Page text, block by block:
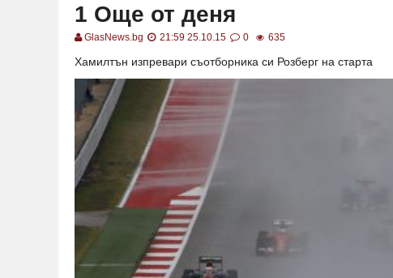
1 Още от деня
GlasNews.bg 21:59 25.10.15 0 635
Хамилтън изпревари съотборника си Розберг на старта